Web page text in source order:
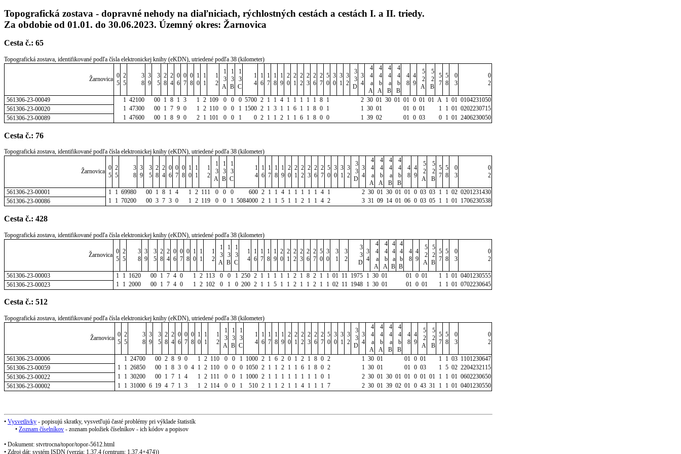
Topografická zostava - dopravné nehody na diaľniciach, rýchlostných cestách a cestách I. a II. triedy.
Za obdobie od 01.01. do 30.06.2023. Územný okres: Žarnovica
Cesta č.: 65
Topografická zostava, identifikované podľa čísla elektronickej knihy (eKDN), utriedené podľa 38 (kilometer)
Žarnovica 0
5
2
5
3
8
3
9
3
5
2
8
2
4
0
6
0
7
0
8
1
0
1
1
1
2
1
3
A
1
3
B
1
3
C
1
4
1
6
1
7
1
8
1
9
2
0
2
1
2
2
2
3
2
6
2
7
5
0
3
0
3
1
3
2
3
3
D
3
4
4
4
a
A
4
4
b
A
4
4
a
B
4
4
b
B
4
8
4
9
5
2
A
5
2
B
5
7
5
8
0
3
0
2
561306-23-00049 1 42100 00 1 8 1 3 1 2 109 0 0 0 5700 2 1 1 4 1 1 1 1 1 8 1 2 30 01 30 01 01 0 01 01 A 1 01 0104231050
561306-23-00020
1 47300 00 1 7 9 0 1 2 110 0 0 1 1500 2 1 3 1 1 6 1 1 8 0 1 1 30 01 01 0 01 1 1 01 0202230715
561306-23-00089
1 47600 00 1 8 9 0 2 1 101 0 0 1 0 2 1 1 2 1 1 6 1 8 0 0 1 39 02 01 0 03 0 1 01 2406230050
Cesta č.: 76
Topografická zostava, identifikované podľa čísla elektronickej knihy (eKDN), utriedené podľa 38 (kilometer)
Žarnovica 0
5
2
5
3
8
3
9
3
5
2
8
2
4
0
6
0
7
0
8
1
0
1
1
1
2
1
3
A
1
3
B
1
3
C
1
4
1
6
1
7
1
8
1
9
2
0
2
1
2
2
2
3
2
6
2
7
5
0
3
0
3
1
3
2
3
3
D
3
4
4
4
a
A
4
4
b
A
4
4
a
B
4
4
b
B
4
8
4
9
5
2
A
5
2
B
5
7
5
8
0
3
0
2
561306-23-00001 1 1 69980 00 1 8 1 4 1 2 111 0 0 0 600 2 1 1 4 1 1 1 1 1 4 1 2 30 01 30 01 01 0 03 03 1 1 02 0201231430
561306-23-00086
1 1 70200 00 3 7 3 0 1 2 119 0 0 1 5084000 2 1 1 5 1 1 2 1 1 4 2 3 31 09 14 01 06 0 03 05 1 1 01 1706230538
Cesta č.: 428
Topografická zostava, identifikované podľa čísla elektronickej knihy (eKDN), utriedené podľa 38 (kilometer)
Žarnovica 0
5
2
5
3
8
3
9
3
5
2
8
2
4
0
6
0
7
0
8
1
0
1
1
1
2
1
3
A
1
3
B
1
3
C
1
4
1
6
1
7
1
8
1
9
2
0
2
1
2
2
2
3
2
6
2
7
5
0
3
0
3
1
3
2
3
3
D
3
4
4
4
a
A
4
4
b
A
4
4
a
B
4
4
b
B
4
8
4
9
5
2
A
5
2
B
5
7
5
8
0
3
0
2
561306-23-00003 1 1 1620 00 1 7 4 0 1 2 113 0 0 1 250 2 1 1 1 1 1 2 1 8 2 1 1 01 11 1975 1 30 01 01 0 01 1 1 01 0401230555
561306-23-00023
1 1 2000 00 1 7 4 0 1 2 102 0 1 0 200 2 1 1 5 1 1 2 1 1 2 1 1 02 11 1948 1 30 01 01 0 01 1 1 01 0702230645
Cesta č.: 512
Topografická zostava, identifikované podľa čísla elektronickej knihy (eKDN), utriedené podľa 38 (kilometer)
Žarnovica 0
5
2
5
3
8
3
9
3
5
2
8
2
4
0
6
0
7
0
8
1
0
1
1
1
2
1
3
A
1
3
B
1
3
C
1
4
1
6
1
7
1
8
1
9
2
0
2
1
2
2
2
3
2
6
2
7
5
0
3
0
3
1
3
2
3
3
D
3
4
4
4
a
A
4
4
b
A
4
4
a
B
4
4
b
B
4
8
4
9
5
2
A
5
2
B
5
7
5
8
0
3
0
2
561306-23-00006 1 24700 00 2 8 9 0 1 2 110 0 0 1 1000 2 1 6 2 0 1 2 1 8 0 2 1 30 01 01 0 01 1 1 03 1101230647
561306-23-00059
1 1 26850 00 1 8 3 0 4 1 2 110 0 0 0 1050 2 1 1 2 1 1 6 1 8 0 2 1 30 01 01 0 03 1 5 02 2204232115
561306-23-00022
1 1 30200 00 1 7 1 4 1 2 111 0 0 1 1000 2 1 1 1 1 1 1 1 1 0 1 2 30 01 30 01 01 0 01 01 1 1 01 0602230650
561306-23-00002
1 1 31000 6 19 4 7 1 3 1 2 114 0 0 1 510 2 1 1 2 1 1 4 1 1 1 7 2 30 01 39 02 01 0 43 31 1 1 01 0401230550
• Vysvetlivky - popisujú skratky, vysvetľujú časté problémy pri výklade štatistík
• Zoznam číselníkov - zoznam položiek číselníkov - ich kódov a popisov
• Dokument: stvrtrocna/topor/topor-5612.html
• Zdroj dát: systém ISDN (verzia: 1.37.4 (centrum: 1.37.4+474))